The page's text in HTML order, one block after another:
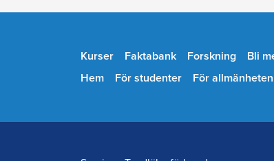
Kurser Faktabank Forskning Bli
Hem
För studenter För allmänheten